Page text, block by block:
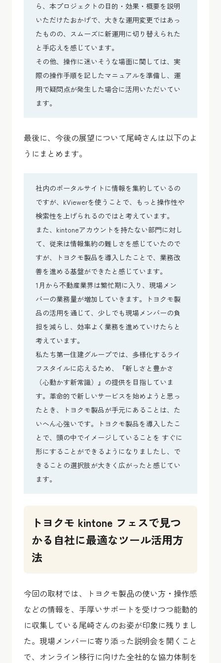
ら、本プロジェクトの目的・効果・概要を説明
いただけたおかげで、大きな運用変更ではあっ
たものの、スムーズに新運用に切り替えられた
と手応えを感じています。
その他、操作に迷いそうな場面に関しては、実
際の操作手順を記したマニュアルを準備し、運
用で疑問点が発生した場合に活用いただいてい
ます。
最後に、今後の展望について尾崎さんは以下のよ
うにまとめます。
社内のポータルサイトに情報を集約しているの
ですが、kViewerを使うことで、もっと操作性や
検索性を上げられるのではと考えています。
また、kintoneアカウントを持たない部門に対し
て、従来は情報集約の難しさを感じていたので
すが、トヨクモ製品を導入したことで、業務改
善を進める基盤ができたと感じています。
1月から不動産業界は繁忙期に入り、現場メン
バーの業務量が増加していきます。トヨクモ製
品の活用を通じて、少しでも現場メンバーの負
担を減らし、効率よく業務を進めていけたらと
考えています。
私たち第一住建グループでは、多様化するライ
フスタイルに応えるため、『新しさと豊かさ
（心動かす新常識）』の提供を目指していま
す。革命的で新しいサービスを始めようと思っ
たとき、トヨクモ製品が手元にあることは、た
いへん心強いです。トヨクモ製品を導入したこ
とで、頭の中でイメージしていることを すぐに
形にすることができるようになりましたし、で
きることの選択肢が大きく広がったと感じてい
ます。
トヨクモ kintone フェスで見つ
かる自社に最適なツール活用方
法
今回の取材では、トヨクモ製品の使い方・操作感
などの情報を、手厚いサポートを受けつつ能動的
に収集している尾崎さんのお姿が印象に残りまし
た。現場メンバーに寄り添った説明会を開くこと
で、オンライン移行に向けた全社的な協力体制を